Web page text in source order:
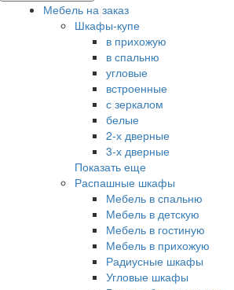
Мебель на заказ
Шкафы-купе
в прихожую
в спальню
угловые
встроенные
с зеркалом
белые
2-х дверные
3-х дверные
Показать еще
Распашные шкафы
Мебель в спальню
Мебель в детскую
Мебель в гостиную
Мебель в прихожую
Радиусные шкафы
Угловые шкафы